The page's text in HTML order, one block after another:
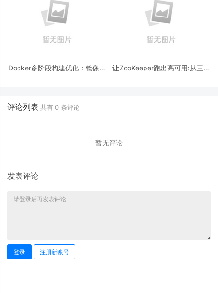
Docker多阶段构建优化：镜像体
让ZooKeeper跑出高可用:从三节
评论列表 共有 0 条评论
暂无评论
发表评论
登录 注册新账号